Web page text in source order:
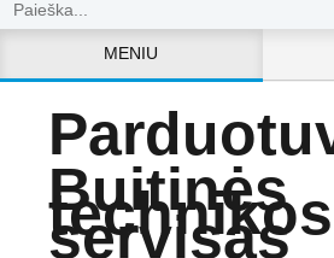
MENIU
Buitinės
technikos
servisas